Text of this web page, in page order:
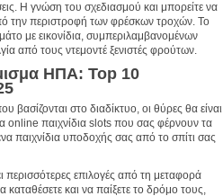
Η γνώση του σχεδιασμού και μπορείτε να
την περιστροφή των φρέσκων τροχών. Το
με εικονίδια, συμπεριλαμβανομένων
από τους ντεμοντέ ξενιστές φρούτων.
ΗΠΑ: Top 10
βασίζονται στο διαδίκτυο, οι θύρες θα είναι
online παιχνίδια slots που σας φέρνουν τα
παιχνίδια υποδοχής σας από το σπίτι σας
περισσότερες επιλογές από τη μεταφορά
και να παίξετε το δρόμο τους,